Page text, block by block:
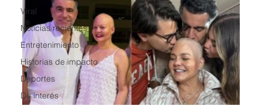
Viral
Noticias recientes
Entretenimiento
Historias de impacto
Deportes
De interés